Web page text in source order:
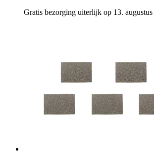
Gratis bezorging uiterlijk op 13. augustus